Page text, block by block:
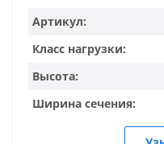
Артикул:
Класс нагрузки:
Высота:
Ширина сечения: